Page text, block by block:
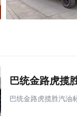
巴统金路虎揽
巴统金路虎揽胜汽油